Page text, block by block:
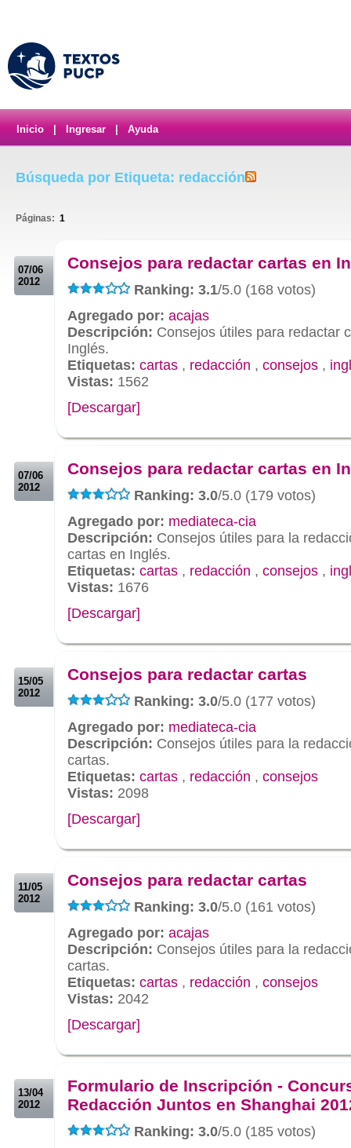
Inicio Ingresar Ayuda
Búsqueda por Etiqueta: redacción
Páginas: 1
07/06
2012
Consejos para redactar cartas en
Ranking: 3.1/5.0 (168 votos)
Agregado por: acajas
Descripción: Consejos útiles para redactar
Inglés.
Etiquetas: cartas , redacción , consejos ,
Vistas: 1562
[Descargar]
07/06
2012
Consejos para redactar cartas en
Ranking: 3.0/5.0 (179 votos)
Agregado por: mediateca-cia
Descripción: Consejos útiles para la
cartas en Inglés.
Etiquetas: cartas , redacción , consejos ,
Vistas: 1676
[Descargar]
15/05
2012
Consejos para redactar cartas
Ranking: 3.0/5.0 (177 votos)
Agregado por: mediateca-cia
Descripción: Consejos útiles para la
cartas.
Etiquetas: cartas , redacción , consejos
Vistas: 2098
[Descargar]
11/05
2012
Consejos para redactar cartas
Ranking: 3.0/5.0 (161 votos)
Agregado por: acajas
Descripción: Consejos útiles para la
cartas.
Etiquetas: cartas , redacción , consejos
Vistas: 2042
[Descargar]
13/04
2012
Formulario de Inscripción -
Redacción Juntos en Shanghai
Ranking: 3.0/5.0 (185 votos)